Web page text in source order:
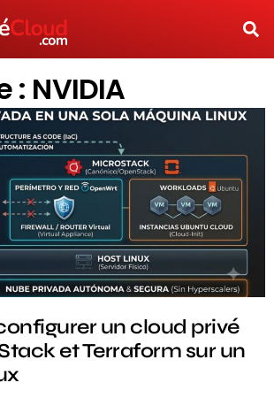
: NVIDIA
un cloud privé
et Terraform sur un